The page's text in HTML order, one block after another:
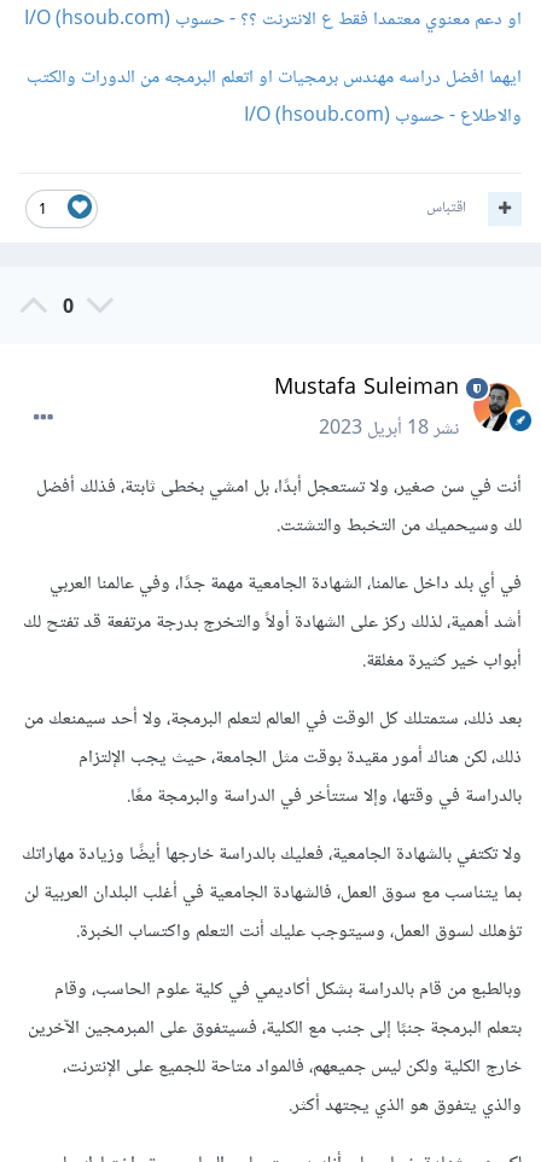
او دعم معنوي معتمدا فقط ع الانترنت ؟؟ - حسوب I/O (hsoub.com)
ايهما افضل دراسه مهندس برمجيات او اتعلم البرمجه من الدورات والكتب
والاطلاع - حسوب I/O (hsoub.com)
1 اقتباس
0
Mustafa Suleiman
نشر18 أبريل 2023
أنت في سن صغير، ولا تستعجل أبدًا، بل امشي بخطى ثابتة، فذلك أفضل
لك وسيحميك من التخبط والتشتت.
في أي بلد داخل عالمنا، الشهادة الجامعية مهمة جدًا، وفي عالمنا العربي
أشد أهمية، لذلك ركز على الشهادة أولاً والتخرج بدرجة مرتفعة قد تفتح لك
أبواب خير كثيرة مغلقة.
بعد ذلك، ستمتلك كل الوقت في العالم لتعلم البرمجة، ولا أحد سيمنعك من
ذلك، لكن هناك أمور مقيدة بوقت مثل الجامعة، حيث يجب الإلتزام
بالدراسة في وقتها، وإلا ستتأخر في الدراسة والبرمجة معًا.
ولا تكتفي بالشهادة الجامعية، فعليك بالدراسة خارجها أيضًا وزيادة مهاراتك
بما يتناسب مع سوق العمل، فالشهادة الجامعية في أغلب البلدان العربية لن
تؤهلك لسوق العمل، وسيتوجب عليك أنت التعلم واكتساب الخبرة.
وبالطبع من قام بالدراسة بشكل أكاديمي في كلية علوم الحاسب، وقام
بتعلم البرمجة جنبًا إلى جنب مع الكلية، فسيتفوق على المبرمجين الآخرين
خارج الكلية ولكن ليس جميعهم، فالمواد متاحة للجميع على الإنترنت،
والذي يتفوق هو الذي يجتهد أكثر.